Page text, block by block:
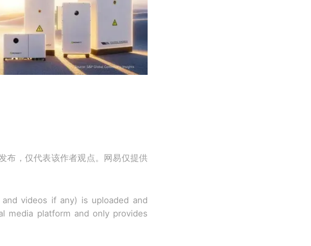
布，仅代表该作者观点。网易仅提供
videos if any) is uploaded and
media platform and only provides